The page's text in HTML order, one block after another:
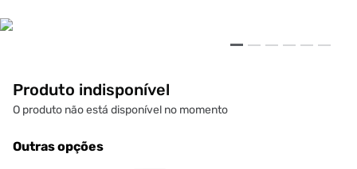
Produto indisponível
O produto não está disponível no momento
Outras opções